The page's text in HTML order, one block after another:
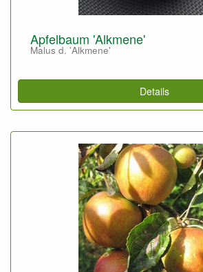
Apfelbaum 'Alkmene'
Malus d. 'Alkmene'
Details